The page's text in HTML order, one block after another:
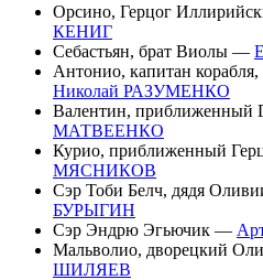
Орсино, Герцог
КЕНИГ
Себастьян, брат Виолы —
Антонио, капитан
Николай РАЗУМЕНКО
Валентин, приближенный
МАТВЕЕНКО
Курио, приближенный
МЯСНИКОВ
Сэр Тоби Белч, дядя
БУРЫГИН
Сэр Эндрю Эгьючик —
Мальволио, дворецкий
ШИЛЯЕВ